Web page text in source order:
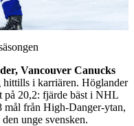
Vancouver Canucks
hittills i karriären. Höglander
på 20,2: fjärde bäst i NHL
mål från High-Danger-ytan,
unge svensken.